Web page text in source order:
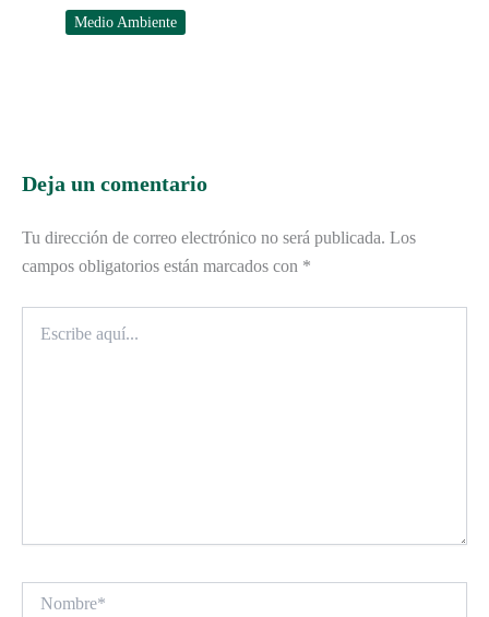
Medio Ambiente
Deja un comentario
Tu dirección de correo electrónico no será publicada. Los
campos obligatorios están marcados con *
aquí...